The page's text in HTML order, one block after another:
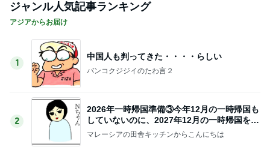
ジャンル人気記事ランキング
アジアからお届け
1
中国人も判ってきた・・・・らしい
バンコクジジイのたわ言２
2
2026年一時帰国準備③今年12月の一時帰国も
していないのに、2027年12月の一時帰国を考
える
マレーシアの田舎キッチンからこんにちは